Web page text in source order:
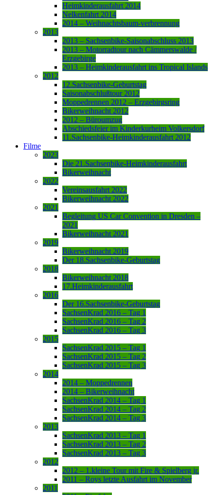
Heimkinderausfahrt 2014
Nelkenfahrt 2014
2014 – Weihnachtsbaum-verbrennung
2013
2013 – Sachsenbike-Saisonabschluss 2013
2013 – Motorradtour nach Cämmerswalde /
Erzgebirge
2013 – Heimkinderausfahrt ins Tropical Islands
2012
12.Sachsenbike-Geburtstag
Saisonabschlußtour 2012
Moppedrennen 2012 – Erzgebirgsring
Bikerweihnacht 2012
2012 – Büroumzug
Abschiedsfeier im Kinderkurheim Volkersdorf
11.Sachsenbike-Heimkinderausfahrt 2012
Filme
2023
Die 21.Sachsenbike-Heimkinderausfahrt
Bikerweihnacht
2022
Vereinsausfahrt 2022
Bikerweihnacht 2022
2021
Begleitung US Car Convention in Dresden –
2021
Bikerweihnacht 2021
2019
Bikerweihnacht 2019
Der 18.Sachsenbike-Geburtstag
2018
Bikerweihnacht 2018
17.Heimkinderausfahrt
2016
Der 16.Sachsenbike-Geburtstag
SachsenKrad 2016 – Tag 1
SachsenKrad 2016 – Tag 2
SachsenKrad 2016 – Tag 3
2015
SachsenKrad 2015 – Tag 1
SachsenKrad 2015 – Tag 2
SachsenKrad 2015 – Tag 3
2014
2014 – Moppedrennen
2014 – Bikerweihnacht
SachsenKrad 2014 – Tag 1
SachsenKrad 2014 – Tag 2
SachsenKrad 2014 – Tag 3
2013
SachsenKrad 2013 – Tag 1
SachsenKrad 2013 – Tag 2
SachsenKrad 2013 – Tag 3
2012
2012 – 1.kleine Tour mit Fire & Spielberg jr.
2011 – Roys letzte Ausfahrt im November
2011